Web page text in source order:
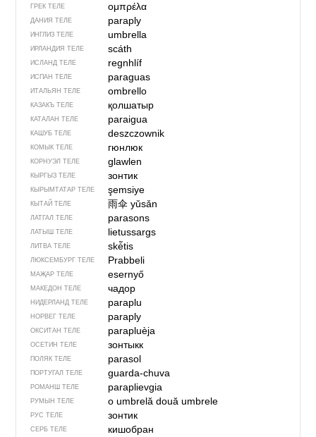
ГРЕК ТЕЛЕ ομπρέλα
ДАНИЯ ТЕЛЕ paraply
ИНГЛИЗ ТЕЛЕ umbrella
ИРЛАНДИЯ ТЕЛЕ scáth
ИСЛАНД ТЕЛЕ regnhlíf
ИСПАН ТЕЛЕ paraguas
ИТАЛЬЯН ТЕЛЕ ombrello
КАЗАКЪ ТЕЛЕ қолшатыр
КАТАЛАН ТЕЛЕ paraigua
КАШУБ ТЕЛЕ deszczownik
КОМЫК ТЕЛЕ гюнлюк
КОРНУЭЛ ТЕЛЕ glawlen
КЫРГЫЗ ТЕЛЕ зонтик
КЫРЫМТАТАР ТЕЛЕ şemsiye
КЫТАЙ ТЕЛЕ 雨伞yǔsǎn
ЛАТГАЛ ТЕЛЕ parasons
ЛАТЫШ ТЕЛЕ lietussargs
ЛИТВА ТЕЛЕ skė̃tis
ЛЮКСЕМБУРГ ТЕЛЕ Prabbeli
МАҖАР ТЕЛЕ esernyő
МАКЕДОН ТЕЛЕ чадор
НИДЕРЛАНД ТЕЛЕ paraplu
НОРВЕГ ТЕЛЕ paraply
ОКСИТАН ТЕЛЕ parapluèja
ОСЕТИН ТЕЛЕ зонтыкк
ПОЛЯК ТЕЛЕ parasol
ПОРТУГАЛ ТЕЛЕ guarda-chuva
РОМАНШ ТЕЛЕ paraplievgia
РУМЫН ТЕЛЕ o umbrelădouă umbrele
РУС ТЕЛЕ зонтик
СЕРБ ТЕЛЕ кишобран